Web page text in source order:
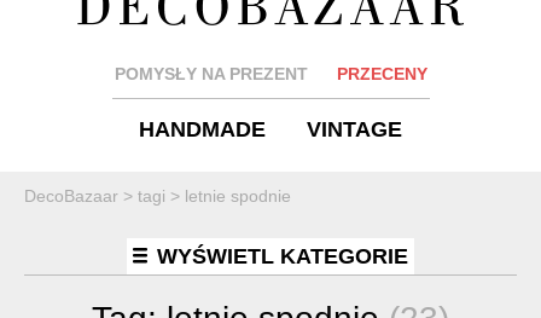
POMYSŁY NA PREZENT PRZECENY
HANDMADE VINTAGE
DecoBazaar > tagi > letnie spodnie
WYŚWIETL KATEGORIE